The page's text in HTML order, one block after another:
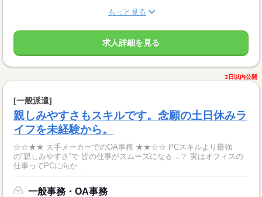
もっと見る
求人詳細を見る
3日以内公開
[一般派遣]
親しみやすさもスキルです。念願の土日休みラ
イフを未経験から。
☆☆★★ 大手メーカーでのOA事務 ★★☆☆ PCスキルより最強
の”親しみやすさ”で 皆の仕事がスムーズになる…？ 実はオフィスの
仕事ってPCに向か...
一般事務・OA事務